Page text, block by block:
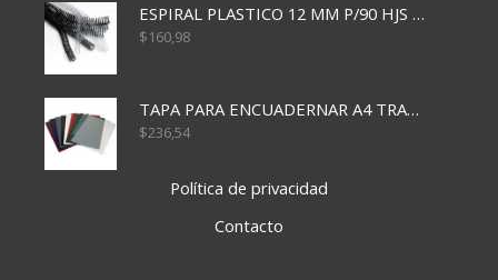
ESPIRAL PLASTICO 12 MM P/90 HJS X50X1500
$160,98
TAPA PARA ENCUADERNAR A4 TRANSP x50x500
$236,54
Política de privacidad
Contacto